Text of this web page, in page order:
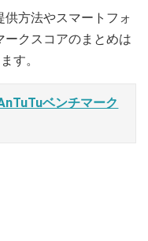
供方法やスマートフォ
ークスコアのまとめは
す。
ベンチマーク